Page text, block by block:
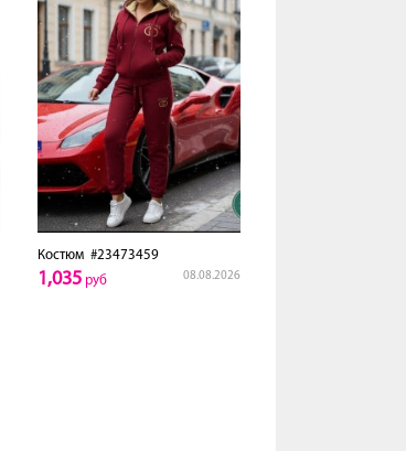
Костюм #23473459
08.08.2026
1,035 руб